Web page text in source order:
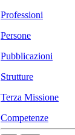
Professioni
Persone
Pubblicazioni
Strutture
Terza Missione
Competenze